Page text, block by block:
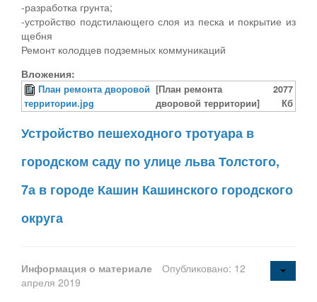
-разработка грунта;
-устройство подстилающего слоя из песка и покрытие из
щебня
Ремонт колодцев подземных коммуникаций
Вложения:
План ремонта дворовой
территории.jpg
[План ремонта
дворовой территории]
2077
Кб
Устройство пешеходного тротуара в
городском саду по улице льва Толстого,
7а в городе Кашин Кашинского городского
округа
Информация о материале
Опубликовано: 12
апреля 2019